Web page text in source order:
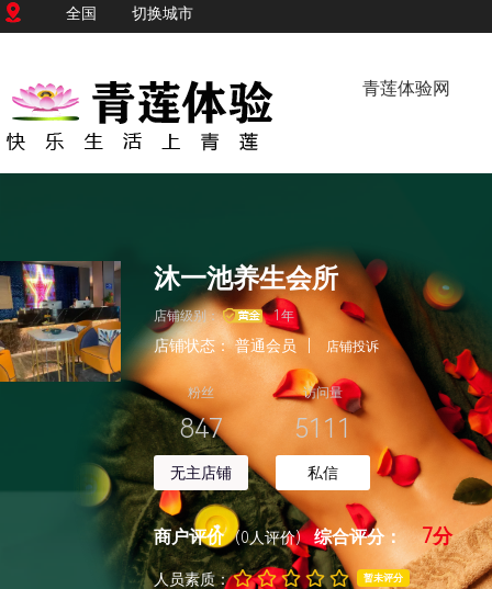
全国 切换城市
青莲体验网
沐一池养生会所
店铺级别： 1年
店铺状态：普通会员 店铺投诉
粉丝
847
无主店铺
访问量
5111
私信
商户评价 (0人评价)综合评分： 7分
人员素质： 暂未评分